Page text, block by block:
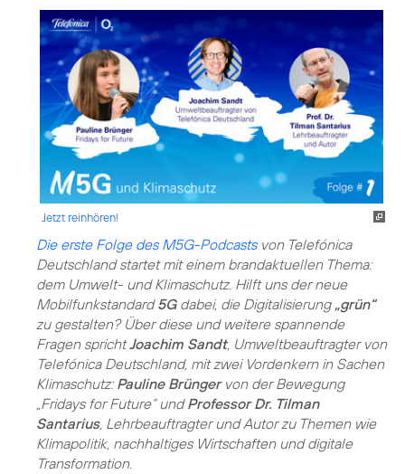
Jetzt reinhören!
Die erste Folge des M5G-Podcastsvon Telefónica
Deutschland startet mit einem brandaktuellen Thema:
dem Umwelt- und Klimaschutz. Hilft uns der neue
Mobilfunkstandard5Gdabei, die Digitalisierung „grün“
zu gestalten? Über diese und weitere spannende
Fragen sprichtJoachim Sandt, Umweltbeauftragter von
Telefónica Deutschland, mit zwei Vordenkern in Sachen
Klimaschutz: Pauline Brüngervon der Bewegung
„Fridays for Future“ undProfessor Dr. Tilman
Santarius, Lehrbeauftragter und Autor zu Themen wie
Klimapolitik, nachhaltiges Wirtschaften und digitale
Transformation.